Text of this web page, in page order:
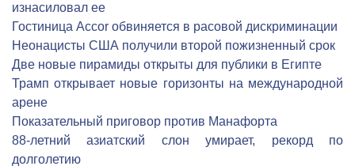
изнасиловал ее
Гостиница Accor обвиняется в расовой дискриминации
Неонацисты США получили второй пожизненный срок
Две новые пирамиды открыты для публики в Египте
Трамп открывает новые горизонты на международной
арене
Показательный приговор против Манафорта
88-летний азиатский слон умирает, рекорд по
долголетию